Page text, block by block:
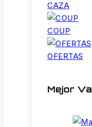
CAZA
COUP
OFERTAS
Mejor